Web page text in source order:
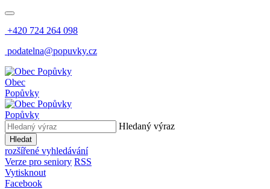
+420 724 264 098
podatelna@popuvky.cz
Obec
Popůvky
Popůvky
Hledaný výraz
Hledat
rozšířené vyhledávání
Verze pro seniory RSS
Vytisknout
Facebook